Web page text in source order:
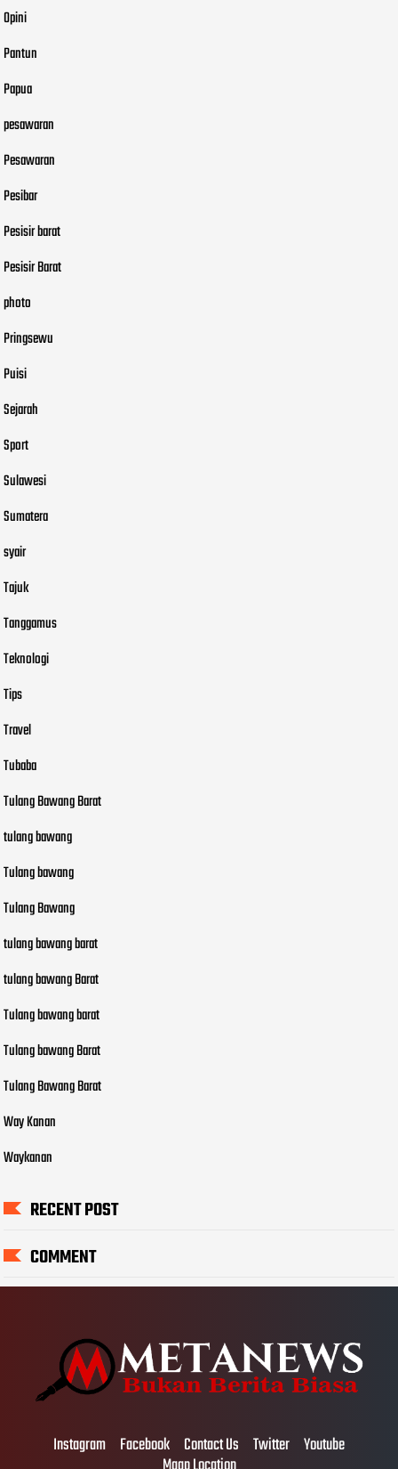
Opini
Pantun
Papua
pesawaran
Pesawaran
Pesibar
Pesisir barat
Pesisir Barat
photo
Pringsewu
Puisi
Sejarah
Sport
Sulawesi
Sumatera
syair
Tajuk
Tanggamus
Teknologi
Tips
Travel
Tubaba
Tulang Bawang Barat
tulang bawang
Tulang bawang
Tulang Bawang
tulang bawang barat
tulang bawang Barat
Tulang bawang barat
Tulang bawang Barat
Tulang Bawang Barat
Way Kanan
Waykanan
RECENT POST
COMMENT
Instagram Facebook Contact Us Twitter Youtube